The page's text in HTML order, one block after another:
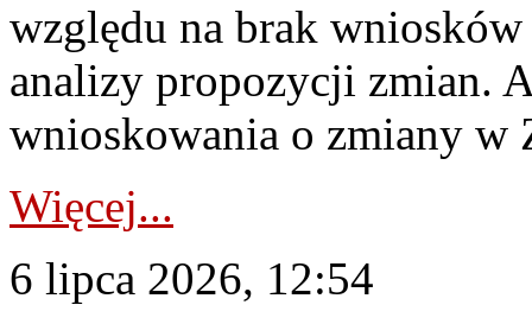
względu na brak
analizy propozycji zmian.
wnioskowania o zmiany w
Więcej...
6 lipca 2026, 12:54